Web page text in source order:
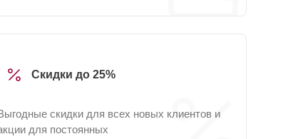
Скидки до 25%
скидки для всех новых клиентов и
для постоянных